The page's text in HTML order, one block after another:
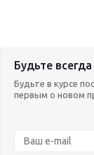
Будьте всегда
Будьте в курсе
первым о новом